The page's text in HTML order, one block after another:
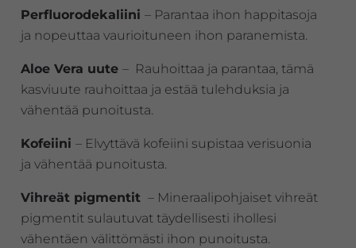
Perfluorodekaliini – Parantaa ihon happitasoja
ja nopeuttaa vaurioituneen ihon paranemista.
Aloe Vera uute – Rauhoittaa ja parantaa, tämä
kasviuute rauhoittaa ja estää tulehduksia ja
vähentää punoitusta.
Kofeiini – Elvyttävä kofeiini supistaa verisuonia
ja vähentää punoitusta.
Vihreät pigmentit – Mineraalipohjaiset vihreät
pigmentit sulautuvat täydellisesti ihollesi
vähentäen välittömästi ihon punoitusta.